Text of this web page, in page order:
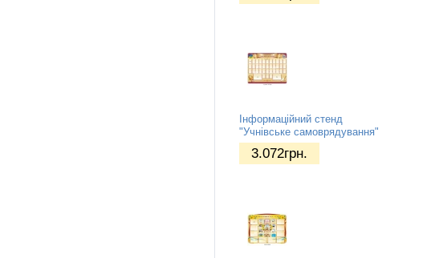
Інформаційний стенд
"Учнівське самоврядування"
3.072грн.